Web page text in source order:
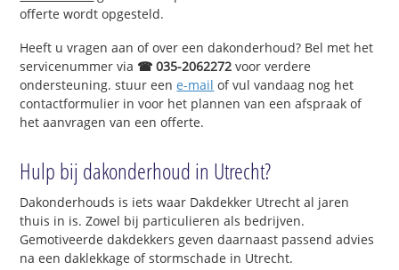
offerte wordt opgesteld.
Heeft u vragen aan of over een dakonderhoud? Bel met het
servicenummer via ☎ 035-2062272 voor verdere
ondersteuning. stuur eene-mail of vul vandaag nog het
contactformulier in voor het plannen van een afspraak of
het aanvragen van een offerte.
Hulp bij dakonderhoud in Utrecht?
Dakonderhouds is iets waar Dakdekker Utrecht al jaren
thuis in is. Zowel bij particulieren als bedrijven.
Gemotiveerde dakdekkers geven daarnaast passend advies
na een daklekkage of stormschade in Utrecht.